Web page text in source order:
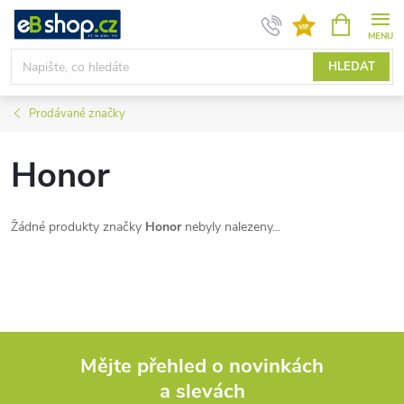
Přejít
obsah
HLEDAT
NÁKUPNÍ
KOŠÍK
Prodávané značky
Honor
Žádné produkty značky Honornebyly nalezeny...
Mějte přehled o novinkách
a slevách